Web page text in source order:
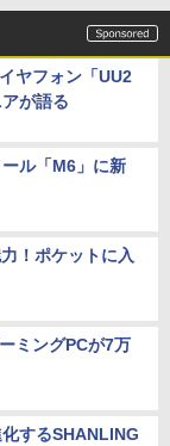
ヤフォン「UU2
が語る
ル「M6」に新
！ポケットに入
ミングPCが7万
するSHANLING